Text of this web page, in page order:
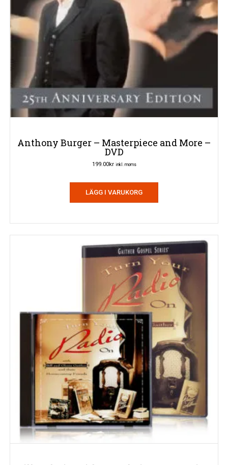
Anthony Burger – Masterpiece and More –
DVD
199.00kr inkl. moms
LÄGG I VARUKORG